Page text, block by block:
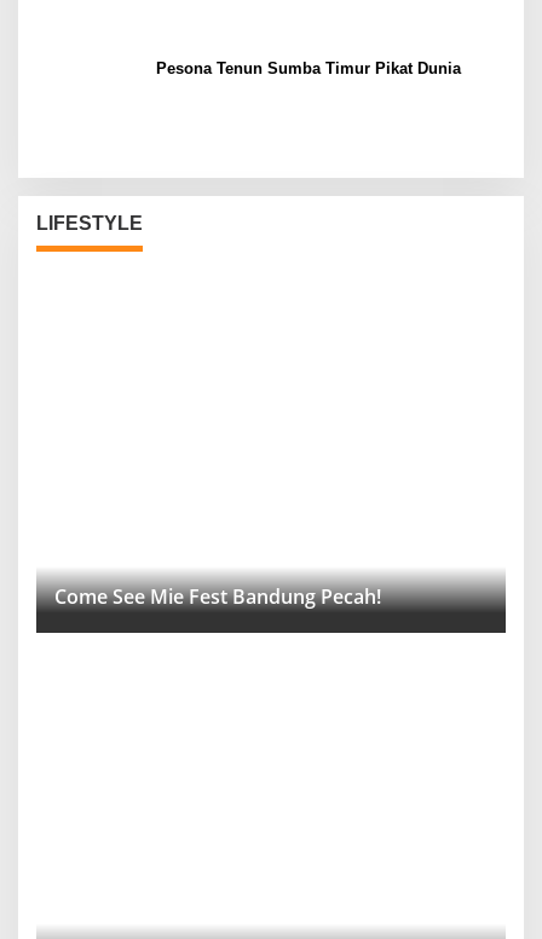
Pesona Tenun Sumba Timur Pikat Dunia
LIFESTYLE
Come See Mie Fest Bandung Pecah!